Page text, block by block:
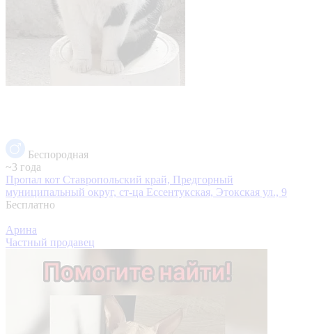
Беспородная
~3 года
Пропал кот Ставропольский край, Предгорный
муниципальный округ, ст-ца Ессентукская, Этокская ул., 9
Бесплатно
Арина
Частный продавец